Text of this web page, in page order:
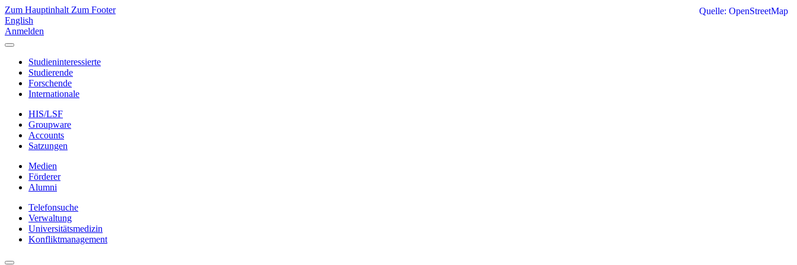
Zum Hauptinhalt Zum Footer
English
Anmelden
Studieninteressierte
Studierende
Forschende
Internationale
HIS/LSF
Groupware
Accounts
Satzungen
Medien
Förderer
Alumni
Telefonsuche
Verwaltung
Universitätsmedizin
Konfliktmanagement
Quelle: OpenStreetMap